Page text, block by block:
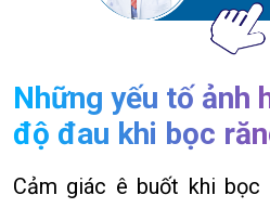
Những yếu tố ảnh
độ đau khi bọc
Cảm giác ê buốt khi bọc